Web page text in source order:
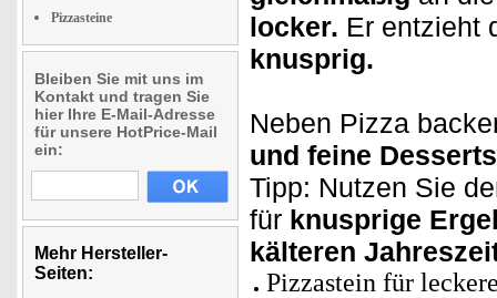
Pizzasteine
Bleiben Sie mit uns im
Kontakt und tragen Sie
hier Ihre E-Mail-Adresse
für unsere HotPrice-Mail
ein:
Mehr Hersteller-
Seiten:
locker. Er entzieht
knusprig.
Neben Pizza
und feine Desserts
Tipp: Nutzen Sie
für knusprige
kälteren
Pizzastein für